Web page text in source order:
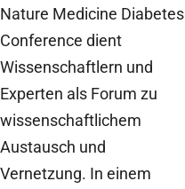
Nature Medicine Diabetes
Conference dient
Wissenschaftlern und
Experten als Forum zu
wissenschaftlichem
Austausch und
Vernetzung. In einem